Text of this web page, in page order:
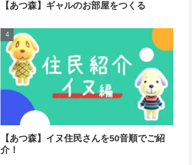
【あつ森】ギャルのお部屋をつくる
【あつ森】イヌ住民さんを50音順でご紹
介！